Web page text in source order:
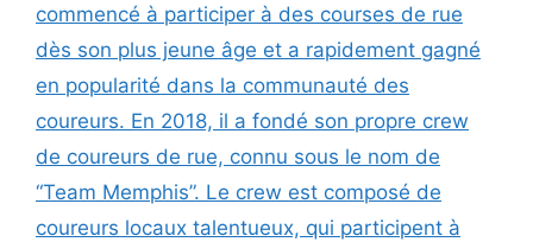
commencé à participer à des courses de rue
dès son plus jeune âge et a rapidement gagné
en popularité dans la communauté des
coureurs. En 2018, il a fondé son propre crew
de coureurs de rue, connu sous le nom de
“Team Memphis”. Le crew est composé de
coureurs locaux talentueux, qui participent à